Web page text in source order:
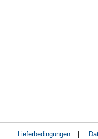
Lieferbedingungen